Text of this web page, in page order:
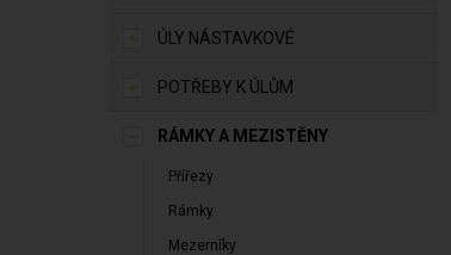
ÚLY NÁSTAVKOVÉ
POTŘEBY K ÚLŮM
RÁMKY A MEZISTĚNY
Přířezy
Rámky
Mezerníky